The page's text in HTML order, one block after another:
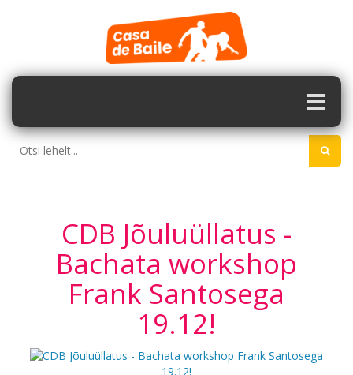
CDB Jõuluüllatus -
Bachata workshop
Frank Santosega
19.12!